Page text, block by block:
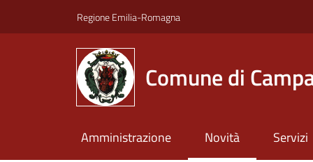
Regione Emilia-Romagna
Comune di
Amministrazione Novità Servizi